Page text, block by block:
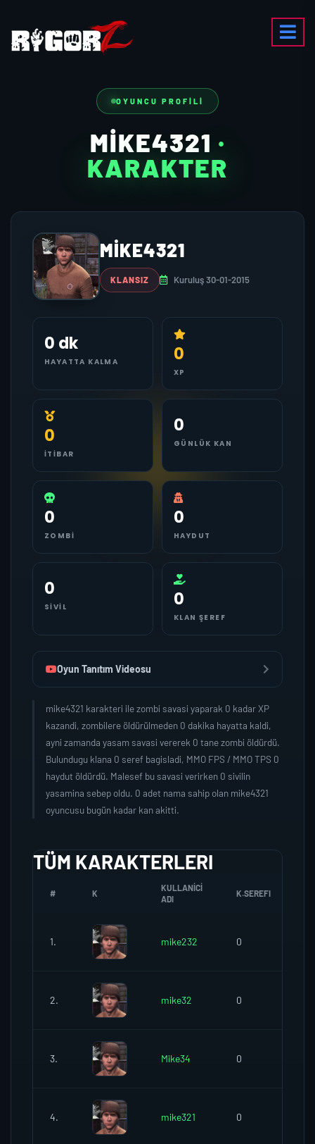
OYUNCU PROFILI
MIKE4321 ·
KARAKTER
MIKE4321
KLANSIZ Kuruluş 30-01-2015
0 dk
HAYATTA KALMA 0
XP
0
İTIBAR
0
GÜNLÜK KAN
0
ZOMBI
0
HAYDUT
0
SIVIL 0
KLAN ŞEREF
Oyun Tanıtım Videosu
mike4321 karakteri ile zombi savasi yaparak 0 kadar XP
kazandi, zombilere öldürülmeden 0 dakika hayatta kaldi,
ayni zamanda yasam savasi vererek 0 tane zombi öldürdü.
Bulundugu klana 0 seref bagisladi, MMO FPS / MMO TPS 0
haydut öldürdü. Malesef bu savasi verirken 0 sivilin
yasamina sebep oldu. 0 adet nama sahip olan mike4321
oyuncusu bugün kadar kan akitti.
TÜM KARAKTERLERI
# K
KULLANICI
ADI
K.SEREFI
1. mike232 0
2. mike32 0
3. Mike34 0
4. mike321 0